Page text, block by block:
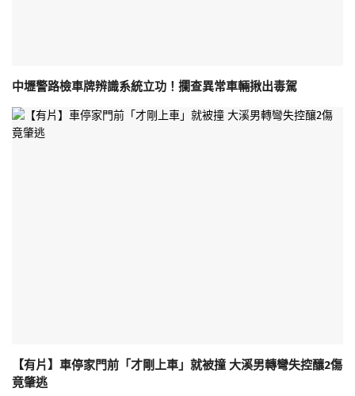
中壢警路檢車牌辨識系統立功！攔查異常車輛揪出毒駕
【有片】車停家門前「才剛上車」就被撞 大溪男轉彎失控釀2傷
竟肇逃